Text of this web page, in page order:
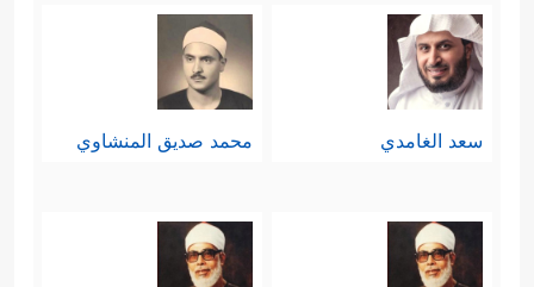
سعد الغامدي محمد صديق المنشاوي